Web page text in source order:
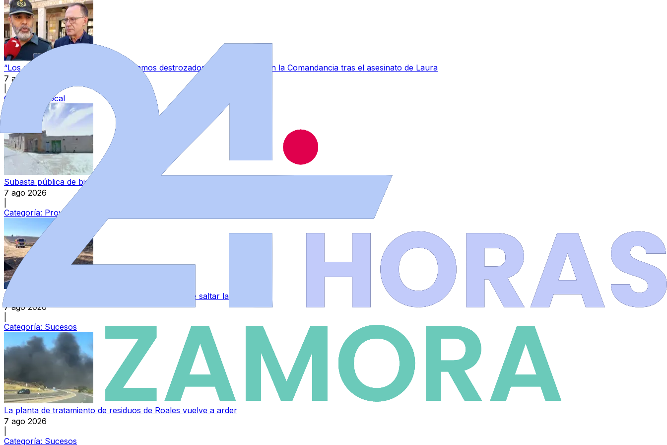
“Los guardias civiles de Zamora estamos destrozados”: la conmoción en la Comandancia tras el asesinato de Laura
7 ago 2026
Categoría:
Local
Subasta pública de bienes del Estado en Zamora: varios inmuebles en distintos puntos de la provincia
7 ago 2026
Categoría: Provincia
Un incendio en el parque solar de La Hiniesta hace saltar las alarmas
7 ago 2026
Categoría: Sucesos
La planta de tratamiento de residuos de Roales vuelve a arder
7 ago 2026
Categoría: Sucesos